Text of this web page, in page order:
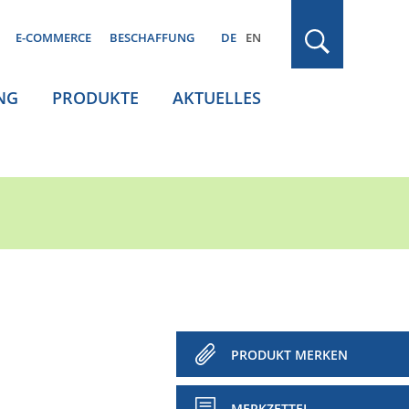
E-COMMERCE BESCHAFFUNG DE EN
PRODUKTE AKTUELLES
PRODUKT MERKEN